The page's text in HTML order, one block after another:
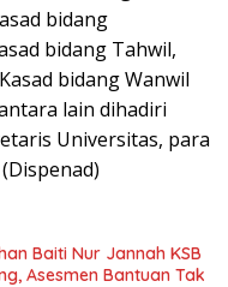
bidang
bidang Tahwil,
bidang Wanwil
lain dihadiri
Universitas, para
Baiti Nur Jannah KSB
Asesmen Bantuan Tak